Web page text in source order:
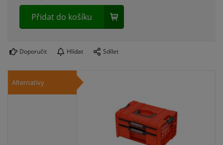
Přidat do košíku
Doporučit Hlídat Sdílet
Alternativy